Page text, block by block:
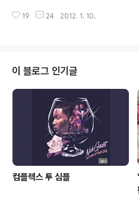
Team의 리더이자 iOS해커 @p0sixninja,
내용을 꼽으라면 단연 "아이폰4S 언제나와
전해지는 부분이기도 합니다. cf. 저도 간절
느끼는 중이기도 합니다.(아이패드2 AS 받
3 완탈에서 5.0.1 순정으로... ㅠ) A5 탈옥
Team) 결성 A4 프로세서 이하 iDevice
0.1 완전탈옥의 주인공 @pod2..
19 24 2012. 1. 10.
이 블로그 인기글
컴플렉스 투 심플